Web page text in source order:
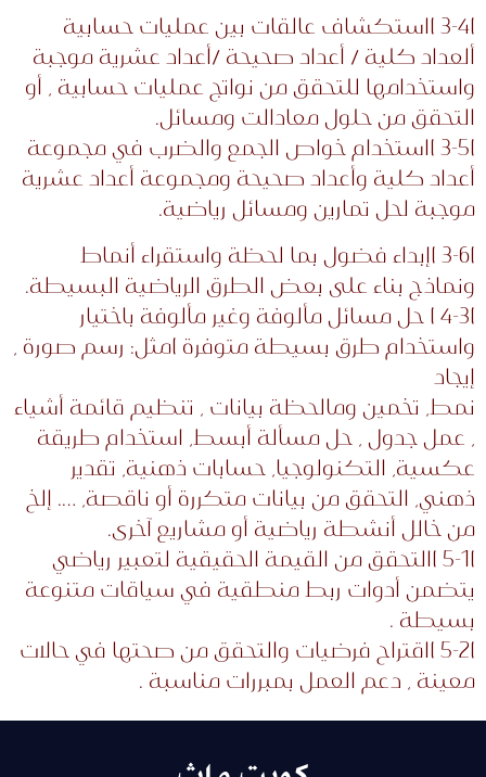
)3-4 )استكشاف عالقات بين عمليات حسابية
ألعداد كلية / أعداد صحيحة /أعداد عشرية موجبة
واستخدامها للتحقق من نواتج عمليات حسابية ، أو
التحقق من حلول معادالت ومسائل.
)3-5 )استخدام خواص الجمع والضرب في مجموعة
أعداد كلية وأعداد صحيحة ومجموعة أعداد عشرية
موجبة لحل تمارين ومسائل رياضية.
)3-6 )إبداء فضول بما لحظة واستقراء أنماط
ونماذج بناء على بعض الطرق الرياضية البسيطة.
)4-3 ) حل مسائل مألوفة وغير مألوفة باختيار
واستخدام طرق بسيطة متوفرة )مثل: رسم صورة ،
إيجاد
نمط، تخمین ومالحظة بیانات ، تنظيم قائمة أشياء
، عمل جدول ، حل مسألة أبسط، استخدام طريقة
عكسية، التكنولوجيا، حسابات ذهنية، تقدير
ذهني، التحقق من بيانات متكررة أو ناقصة، …. إلخ
من خالل أنشطة رياضية أو مشاریع آخری.
)5-1 )التحقق من القيمة الحقيقية لتعبير رياضي
يتضمن أدوات ربط منطقية في سياقات متنوعة
بسيطة .
)5-2 )اقتراح فرضيات والتحقق من صحتها في حالات
معينة ، دعم العمل بمبررات مناسبة .